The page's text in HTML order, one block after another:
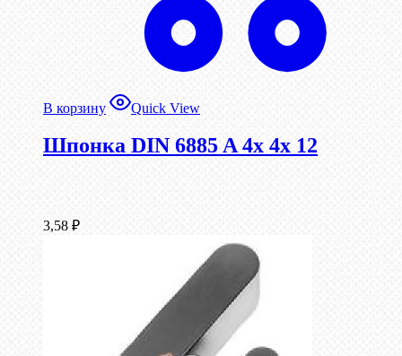
В корзину Quick View
Шпонка DIN 6885 A 4x 4x 12
3,58 ₽